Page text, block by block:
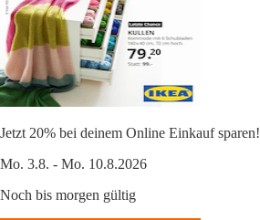
Jetzt 20% bei deinem Online Einkauf sparen!
Mo. 3.8. - Mo. 10.8.2026
Noch bis morgen gültig